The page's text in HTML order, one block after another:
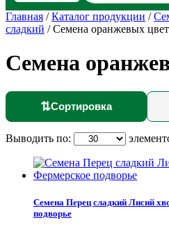
Главная /Каталог продукции /
сладкий /Семена оранжевых
Семена
⇅Сортировка
Выводить по:
Семена Перец сладкий Лисий
подворье